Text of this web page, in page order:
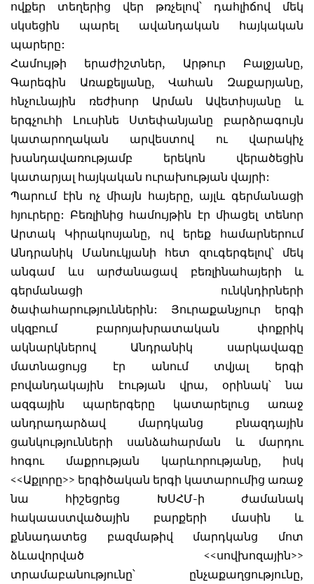
ովքեր տեղերից վեր թռչելով՝ դահլիճով մեկ
սկսեցին պարել ավանդական հայկական
պարերը:
Համույթի երաժիշտներ, Արթուր Բալջյանը,
Գարեգին Առաքելյանը, Վահան Զաքարյանը,
հնչունային ռեժիսոր Արման Ավետիսյանը և
երգչուհի Լուսինե Ստեփանյանը բարձրագույն
կատարողական արվեստով ու վարակիչ
խանդավառությամբ երեկոն վերածեցին
կատարյալ հայկական ուրախության վայրի:
Պարում էին ոչ միայն հայերը, այլև գերմանացի
հյուրերը: Բեռլինից համույթին էր միացել տենոր
Արտակ Կիրակոսյանը, ով երեք համարներում
Անդրանիկ Մանուկյանի հետ զուգերգելով՝ մեկ
անգամ ևս արժանացավ բեռլինահայերի և
գերմանացի ունկնդիրների
ծափահարություններին: Յուրաքանչյուր երգի
սկզբում բարոյախրատական փոքրիկ
ակնարկներով Անդրանիկ սարկավագը
մատնացույց էր անում տվյալ երգի
բովանդակային էության վրա, օրինակ՝ նա
ազգային պարերգերը կատարելուց առաջ
անդրադարձավ մարդկանց բնազդային
ցանկությունների սանձահարման և մարդու
հոգու մաքրության կարևորությանը, իսկ
<<Աքլորը>> երգիծական երգի կատարումից առաջ
նա հիշեցրեց ԽՍՀՄ-ի ժամանակ
հակաաստվածային բարքերի մասին և
քննադատեց բազմաթիվ մարդկանց մոտ
ձևավորված <<սովխոզային>>
տրամաբանությունը՝ ընչաքաղցությունը,